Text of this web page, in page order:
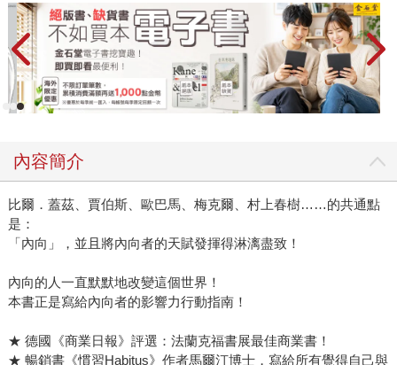
內容簡介
比爾．蓋茲、賈伯斯、歐巴馬、梅克爾、村上春樹……的共通點
是：
「內向」，並且將內向者的天賦發揮得淋漓盡致！
內向的人一直默默地改變這個世界！
本書正是寫給內向者的影響力行動指南！
★ 德國《商業日報》評選：法蘭克福書展最佳商業書！
★ 暢銷書《慣習Habitus》作者馬爾汀博士，寫給所有覺得自己與